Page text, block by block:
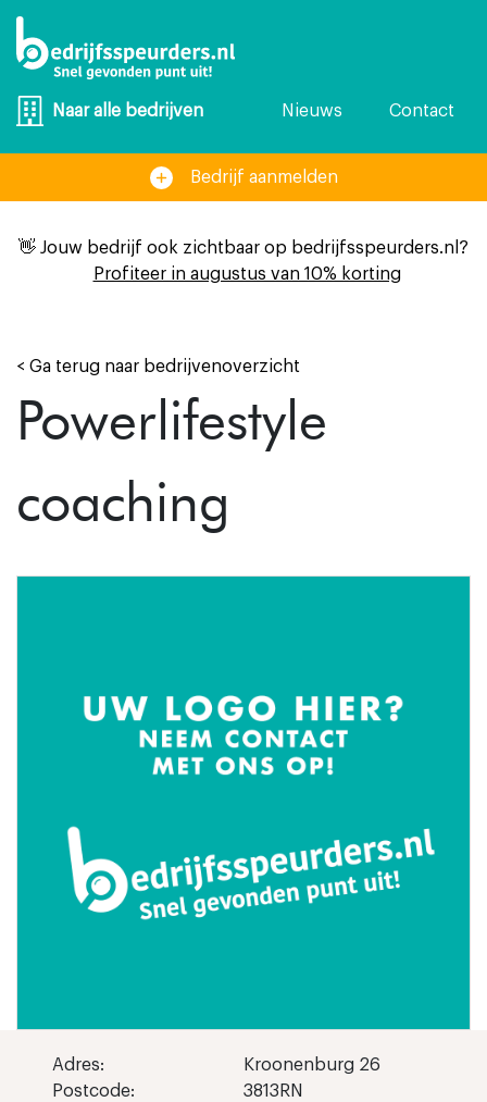
Naar alle bedrijven Nieuws Contact
Bedrijf aanmelden
👋 Jouw bedrijf ook zichtbaar op bedrijfsspeurders.nl?
Profiteer in augustus van 10% korting
< Ga terug naar bedrijvenoverzicht
Powerlifestyle
coaching
Adres:
Kroonenburg 26
Postcode:
3813RN